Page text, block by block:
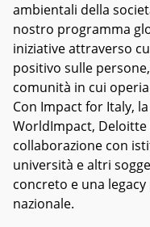
ambientali della
nostro programma
iniziative attraverso
positivo sulle
comunità in cui
Con Impact for Italy,
WorldImpact,
collaborazione con
università e altri
concreto e una
nazionale.